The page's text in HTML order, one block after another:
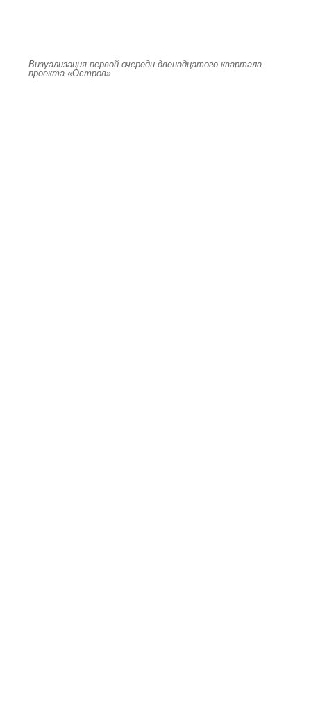
Визуализация первой очереди двенадцатого квартала
проекта «Остров»